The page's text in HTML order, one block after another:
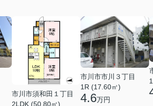
市川市須和田１丁目
2LDK (50.80㎡)
市川市市川３丁目
1R (17.60㎡)
4.6万円